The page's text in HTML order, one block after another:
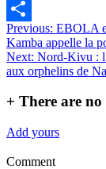
Messenger
Partager
Navigation
de
l’article
Previous: EBOLA
Kamba appelle la
Next: Nord-Kivu :
aux orphelins de
+ There are no
Add yours
Comment